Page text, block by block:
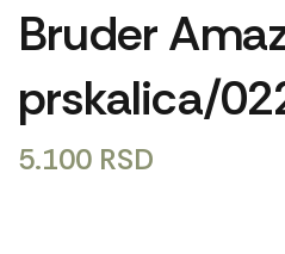
Bruder
prskalica/
5.100 RSD